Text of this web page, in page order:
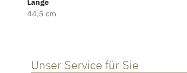
44,5 cm
Unser Service für Sie